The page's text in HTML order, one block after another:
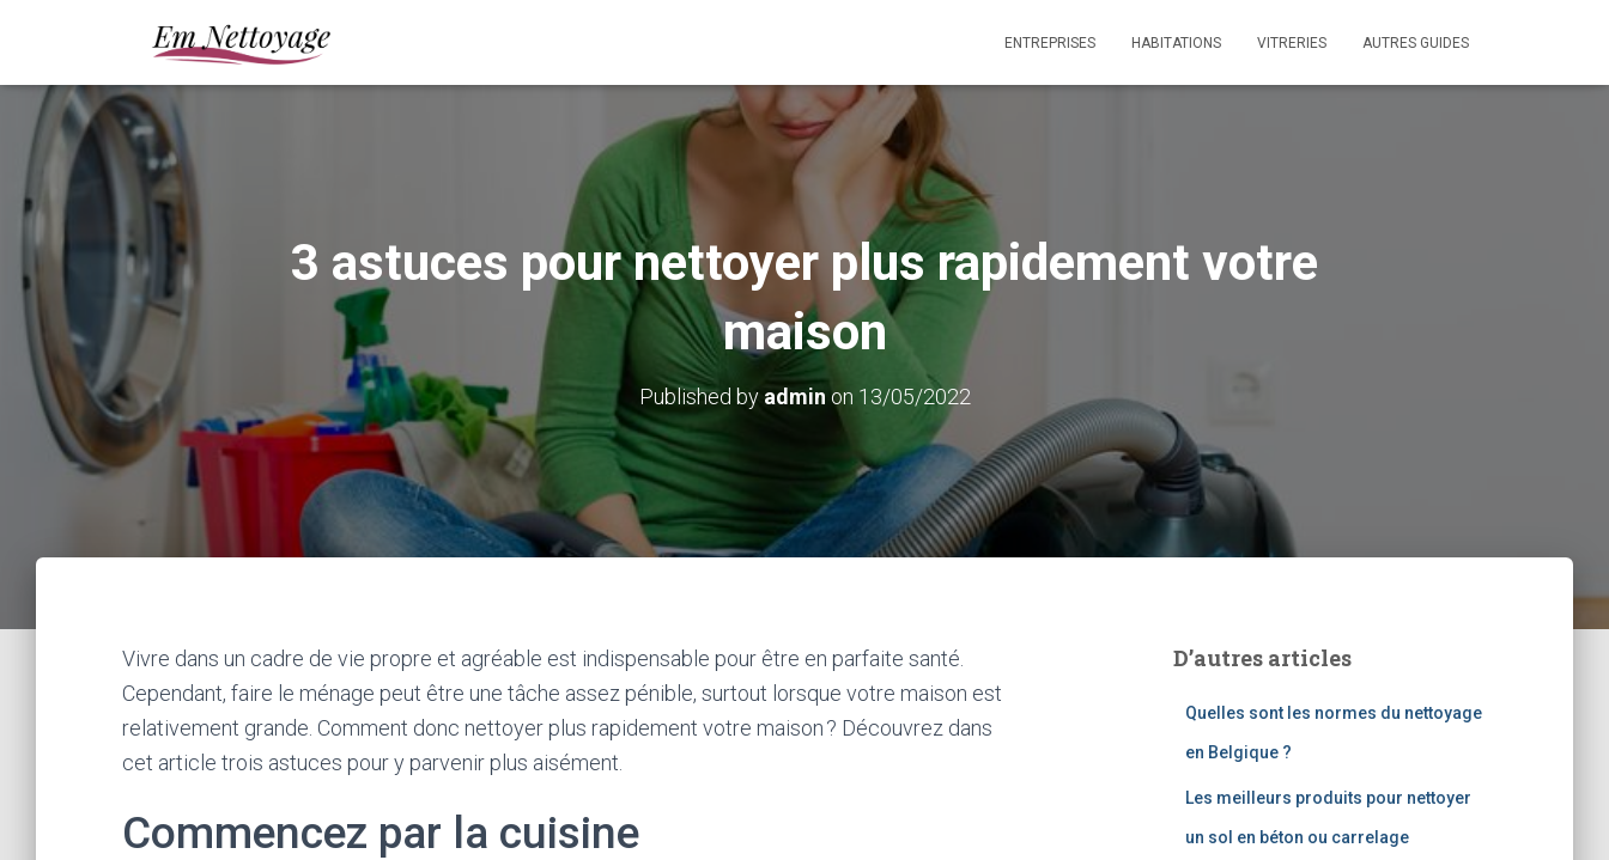
ENTREPRISES HABITATIONS VITRERIES AUTRES GUIDES
3 astuces pour nettoyer plus rapidement votre
maison
Published by admin on 13/05/2022
Vivre dans un cadre de vie propre et agréable est indispensable pour être en parfaite santé.
Cependant, faire le ménage peut être une tâche assez pénible, surtout lorsque votre maison est
relativement grande. Comment donc nettoyer plus rapidement votre maison ? Découvrez dans
cet article trois astuces pour y parvenir plus aisément.
Commencez par la cuisine
D’autres articles
Quelles sont les normes du nettoyage
en Belgique ?
Les meilleurs produits pour nettoyer
un sol en béton ou carrelage